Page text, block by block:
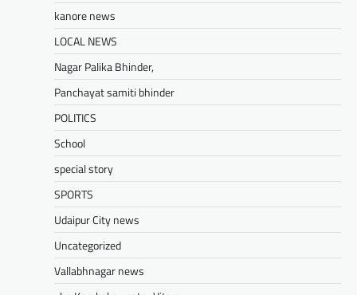
kanore news
LOCAL NEWS
Nagar Palika Bhinder,
Panchayat samiti bhinder
POLITICS
School
special story
SPORTS
Udaipur City news
Uncategorized
Vallabhnagar news
हुआ आयोजन
मेवाड़ी खबर@उदयपुर।दूर संचार सलाहकार समिति की
बैठक बुधवार को भारत संचार निगम लिमिटेड बीएसएनएल
के सभागार में सांसद उदयपुर डॉ.…
Facebook
EmailWhatsApp
Reddit
X
Share
मुख्यमंत्री का उदयपुर दौरा’मुख्यमंत्री
भजनलाल शर्मा ने उदयपुर जिले को दी
विभिन्न विकास कार्यों की सौगातें’’421
करोड़ रुपये के कार्यों का किया लोकार्पण एवं